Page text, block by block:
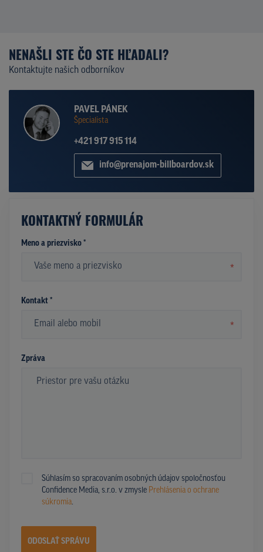
NENAŠLI STE ČO STE HĽADALI?
Kontaktujte našich odborníkov
PAVEL PÁNEK
Špecialista
+421 917 915 114
info@prenajom-billboardov.sk
KONTAKTNÝ FORMULÁR
Meno a priezvisko *
*
Kontakt *
*
Zpráva
Súhlasím so spracovaním osobných údajov spoločnosťou
Confidence Media, s.r.o. v zmysle Prehlásenia o ochrane
súkromia.
ODOSLAŤ SPRÁVU